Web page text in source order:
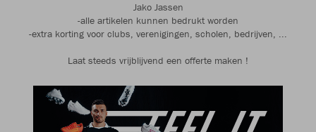
Jako Jassen
-alle artikelen kunnen bedrukt worden
-extra korting voor clubs, verenigingen, scholen, bedrijven, ...
Laat steeds vrijblijvend een offerte maken !